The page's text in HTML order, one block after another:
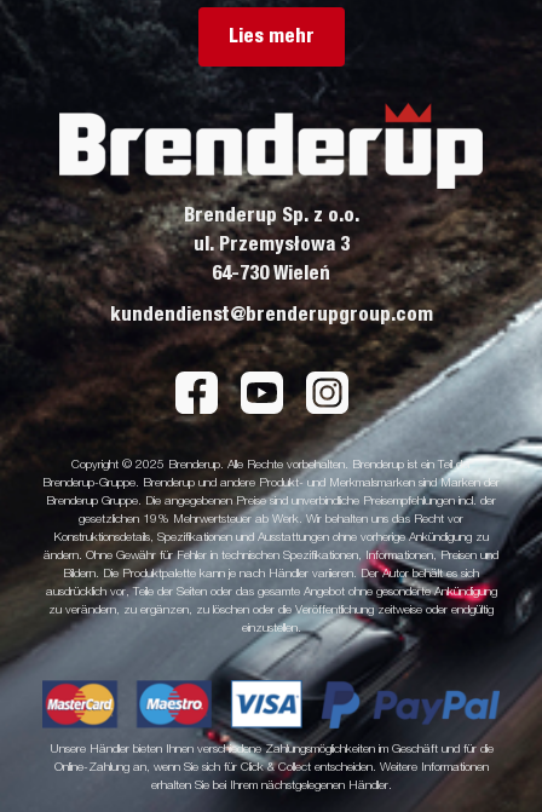
Lies mehr
Brenderup Sp. z o.o.
ul. Przemysłowa 3
64-730 Wieleń
kundendienst@brenderupgroup.com
Copyright © 2025 Brenderup. Alle Rechte vorbehalten. Brenderup ist ein Teil der
Brenderup-Gruppe. Brenderup und andere Produkt- und Merkmalsmarken sind Marken der
Brenderup Gruppe. Die angegebenen Preise sind unverbindliche Preisempfehlungen incl. der
gesetzlichen 19% Mehrwertsteuer ab Werk. Wir behalten uns das Recht vor
Konstruktionsdetails, Spezifikationen und Ausstattungen ohne vorherige Ankündigung zu
ändern. Ohne Gewähr für Fehler in technischen Spezifikationen, Informationen, Preisen und
Bildern. Die Produktpalette kann je nach Händler variieren. Der Autor behält es sich
ausdrücklich vor, Teile der Seiten oder das gesamte Angebot ohne gesonderte Ankündigung
zu verändern, zu ergänzen, zu löschen oder die Veröffentlichung zeitweise oder endgültig
einzustellen.
Unsere Händler bieten Ihnen verschiedene Zahlungsmöglichkeiten im Geschäft und für die
Online-Zahlung an, wenn Sie sich für Click & Collect entscheiden. Weitere Informationen
erhalten Sie bei Ihrem nächstgelegenen Händler.